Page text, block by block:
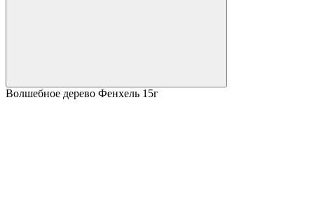
Волшебное дерево Фенхель 15г